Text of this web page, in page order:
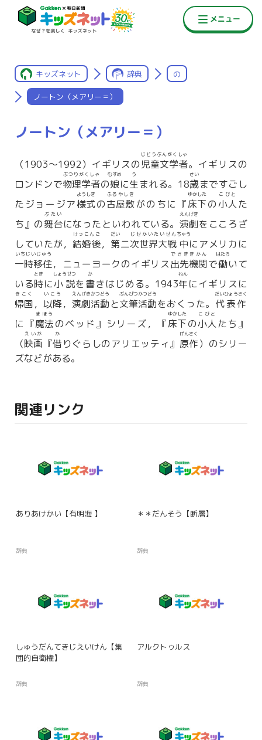
キッズネット 辞典 の
ノートン（メアリー＝）
ノートン（メアリー＝）
（1903〜1992）イギリスの児童文学者
じどうぶんがくしゃ
。イギリスの
ロンドンで物理学者
ぶつりがくしゃ
の娘
むすめ
に生
う
まれる。18歳
さい
まですごし
たジョージア様式
ようしき
の古屋敷
ふるやしき
がのちに『床下
ゆかした
の小人
こびと
た
ち』の舞台
ぶたい
になったといわれている。 演劇
えんげき
をこころざ
していたが， 結婚後
けっこんご
， 第
だい
二次世界大戦
じせかいたいせん
中
ちゅう
にアメリカに
一時移住
いちじいじゅう
，ニューヨークのイギリス出先機関
でさききかん
で働
はたら
いて
いる時
とき
に小説
しょうせつ
を 書
か
きはじめる。1943年
ねん
にイギリスに
帰国
きこく
， 以降
いこう
， 演劇活動
えんげきかつどう
と文筆活動
ぶんぴつかつどう
をおくった。 代表作
だいひょうさく
に『魔法
まほう
のベッド』シリーズ，『床下
ゆかした
の小人
こびと
たち』
（映画
えいが
『借
か
りぐらしのアリエッティ』 原作
げんさく
）のシリー
ズなどがある。
関連リンク
ありあけかい【有明海 】
辞典
＊＊だんそう【断層】
辞典
しゅうだんてきじえいけん【集
団的自衛権】
辞典
アルクトゥルス
辞典